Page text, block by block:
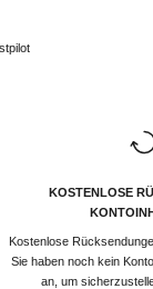
KOSTENLOSE
Kostenlose
Sie haben noch kein
an, um